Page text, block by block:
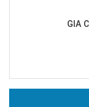
GIA